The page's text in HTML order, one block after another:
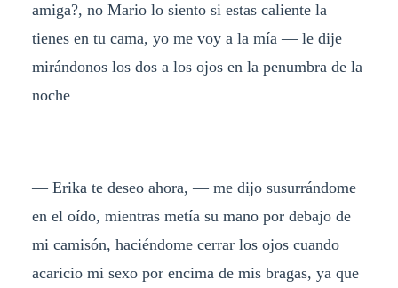
amiga?, no Mario lo siento si estas caliente la
tienes en tu cama, yo me voy a la mía — le dije
mirándonos los dos a los ojos en la penumbra de la
noche
— Erika te deseo ahora, — me dijo susurrándome
en el oído, mientras metía su mano por debajo de
mi camisón, haciéndome cerrar los ojos cuando
acaricio mi sexo por encima de mis bragas, ya que